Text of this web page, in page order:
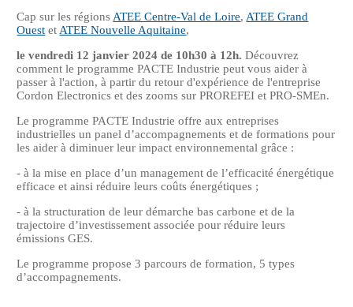
Cap sur les régions ATEE Centre-Val de Loire, ATEE Grand
Ouest et ATEE Nouvelle Aquitaine,
le vendredi 12 janvier 2024 de 10h30 à 12h.Découvrez
comment le programme PACTE Industrie peut vous aider à
passer à l'action, à partir du retour d'expérience de l'entreprise
Cordon Electronics et des zooms sur PROREFEI et PRO-SMEn.
Le programme PACTE Industrie offre aux entreprises
industrielles un panel d’accompagnements et de formations pour
les aider à diminuer leur impact environnemental grâce :
- à la mise en place d’un management de l’efficacité énergétique
efficace et ainsi réduire leurs coûts énergétiques ;
- à la structuration de leur démarche bas carbone et de la
trajectoire d’investissement associée pour réduire leurs
émissions GES.
Le programme propose 3 parcours de formation, 5 types
d’accompagnements.